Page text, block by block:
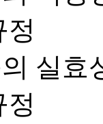
정
실효
정